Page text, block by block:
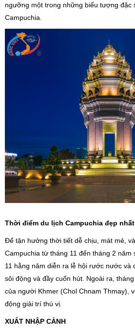
ngưỡng một trong những biểu tượng đặc
Campuchia.
Thời điểm du lịch Campuchia đẹp nhất
Để tận hưởng thời tiết dễ chịu, mát mẻ,
Campuchia từ tháng 11 đến tháng 2
11 hằng năm diễn ra lễ hội rước nước và
sôi động và đầy cuốn hút. Ngoài ra,
của người Khmer (Chol Chnam Thmay),
động giải trí thú vị.
XUẤT NHẬP CẢNH